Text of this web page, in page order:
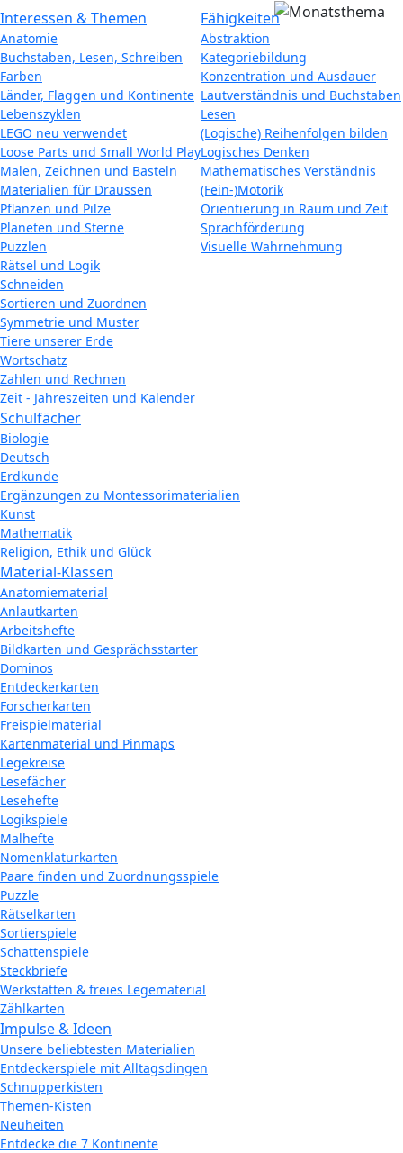
Interessen & Themen
Anatomie
Buchstaben, Lesen, Schreiben
Farben
Länder, Flaggen und Kontinente
Lebenszyklen
LEGO neu verwendet
Loose Parts und Small World Play
Malen, Zeichnen und Basteln
Materialien für Draussen
Pflanzen und Pilze
Planeten und Sterne
Puzzlen
Rätsel und Logik
Schneiden
Sortieren und Zuordnen
Symmetrie und Muster
Tiere unserer Erde
Wortschatz
Zahlen und Rechnen
Zeit - Jahreszeiten und Kalender
Fähigkeiten
Abstraktion
Kategoriebildung
Konzentration und Ausdauer
Lautverständnis und Buchstaben
Lesen
(Logische) Reihenfolgen bilden
Logisches Denken
Mathematisches Verständnis
(Fein-)Motorik
Orientierung in Raum und Zeit
Sprachförderung
Visuelle Wahrnehmung
Schulfächer
Biologie
Deutsch
Erdkunde
Ergänzungen zu Montessorimaterialien
Kunst
Mathematik
Religion, Ethik und Glück
Material-Klassen
Anatomiematerial
Anlautkarten
Arbeitshefte
Bildkarten und Gesprächsstarter
Dominos
Entdeckerkarten
Forscherkarten
Freispielmaterial
Kartenmaterial und Pinmaps
Legekreise
Lesefächer
Lesehefte
Logikspiele
Malhefte
Nomenklaturkarten
Paare finden und Zuordnungsspiele
Puzzle
Rätselkarten
Sortierspiele
Schattenspiele
Steckbriefe
Werkstätten & freies Legematerial
Zählkarten
Impulse & Ideen
Unsere beliebtesten Materialien
Entdeckerspiele mit Alltagsdingen
Schnupperkisten
Themen-Kisten
Neuheiten
Entdecke die 7 Kontinente